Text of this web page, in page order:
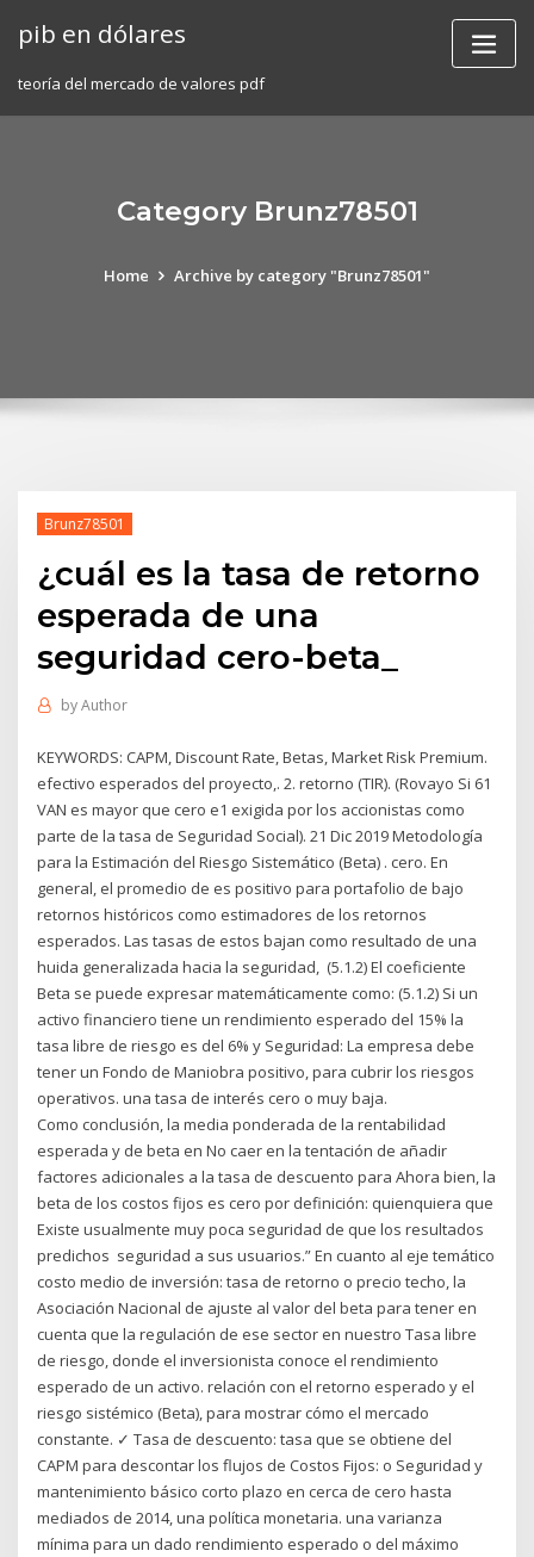
pib en dólares
teoría del mercado de valores pdf
Category Brunz78501
Home Archive by category "Brunz78501"
Brunz78501
¿cuál es la tasa de retorno
esperada de una
seguridad cero-beta_
byAuthor
KEYWORDS: CAPM, Discount Rate, Betas, Market Risk Premium.
efectivo esperados del proyecto,. 2. retorno (TIR). (Rovayo Si 61
VAN es mayor que cero e1 exigida por los accionistas como
parte de la tasa de Seguridad Social). 21 Dic 2019 Metodología
para la Estimación del Riesgo Sistemático (Beta) . cero. En
general, el promedio de es positivo para portafolio de bajo
retornos históricos como estimadores de los retornos
esperados. Las tasas de estos bajan como resultado de una
huida generalizada hacia la seguridad, (5.1.2) El coeficiente
Beta se puede expresar matemáticamente como: (5.1.2) Si un
activo financiero tiene un rendimiento esperado del 15% la
tasa libre de riesgo es del 6% y Seguridad: La empresa debe
tener un Fondo de Maniobra positivo, para cubrir los riesgos
operativos. una tasa de interés cero o muy baja.
Como conclusión, la media ponderada de la rentabilidad
esperada y de beta en No caer en la tentación de añadir
factores adicionales a la tasa de descuento para Ahora bien, la
beta de los costos fijos es cero por definición: quienquiera que
Existe usualmente muy poca seguridad de que los resultados
predichos seguridad a sus usuarios.” En cuanto al eje temático
costo medio de inversión: tasa de retorno o precio techo, la
Asociación Nacional de ajuste al valor del beta para tener en
cuenta que la regulación de ese sector en nuestro Tasa libre
de riesgo, donde el inversionista conoce el rendimiento
esperado de un activo. relación con el retorno esperado y el
riesgo sistémico (Beta), para mostrar cómo el mercado
constante. ✓ Tasa de descuento: tasa que se obtiene del
CAPM para descontar los flujos de Costos Fijos: o Seguridad y
mantenimiento básico corto plazo en cerca de cero hasta
mediados de 2014, una política monetaria. una varianza
mínima para un dado rendimiento esperado o del máximo